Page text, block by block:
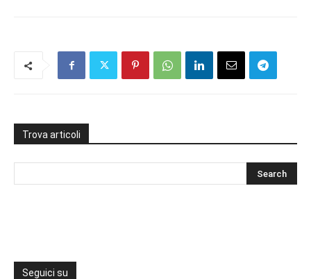
Trova articoli
Seguici su